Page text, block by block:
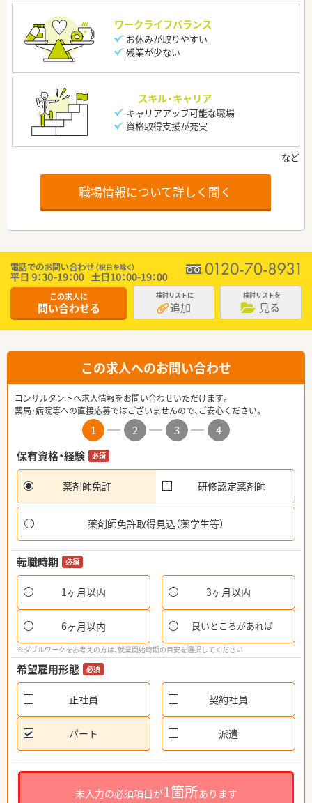
ワークライフバランス
お休みが取りやすい
残業が少ない
スキル・キャリア
キャリアアップ可能な職場
資格取得支援が充実
職場情報について詳しく聞く
この求人に
問い合わせる
検討リストに
追加
検討リストを
見る
この求人へのお問い合わせ
コンサルタントへ求人情報をお問い合わせいただけます。
薬局・病院等への直接応募ではございませんので、ご安心ください。
1 2 3
4
保有資格・経験
必須
薬剤師免許 研修認定薬剤師
薬剤師免許取得見込（薬学生等）
転職時期 必須
1ヶ月以内 3ヶ月以内
6ヶ月以内 良いところがあれば
※ダブルワークをお考えの方は、就業開始時期の目安を選択してください
希望雇用形態 必須
正社員 契約社員
パート 派遣
未入力の必須項目が1箇所あります